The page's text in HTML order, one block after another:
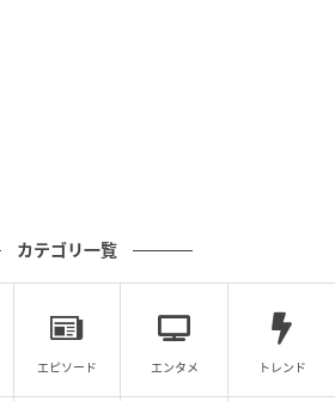
カテゴリ一覧
エピソード エンタメ トレンド